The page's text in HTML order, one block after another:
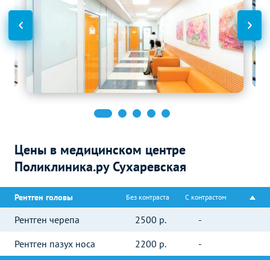
Цены в медицинском центре
Поликлиника.ру Сухаревская
Рентген головы Без контраста С контрастом
Рентген черепа 2500 р.
-
Рентген пазух носа
2200 р. -